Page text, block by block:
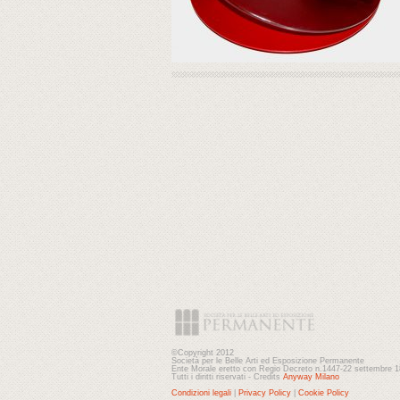
©Copyright 2012
Società per le Belle Arti ed Esposizione Permanente
Ente Morale eretto con Regio Decreto n.1447-22 settembre
Tutti i diritti riservati - Credits Anyway Milano
Condizioni legali
Privacy Policy Cookie Policy